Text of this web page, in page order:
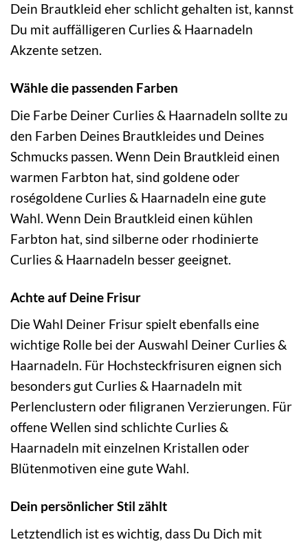
Dein Brautkleid eher schlicht gehalten ist, kannst
Du mit auffälligeren Curlies & Haarnadeln
Akzente setzen.
Wähle die passenden Farben
Die Farbe Deiner Curlies & Haarnadeln sollte zu
den Farben Deines Brautkleides und Deines
Schmucks passen. Wenn Dein Brautkleid einen
warmen Farbton hat, sind goldene oder
roségoldene Curlies & Haarnadeln eine gute
Wahl. Wenn Dein Brautkleid einen kühlen
Farbton hat, sind silberne oder rhodinierte
Curlies & Haarnadeln besser geeignet.
Achte auf Deine Frisur
Die Wahl Deiner Frisur spielt ebenfalls eine
wichtige Rolle bei der Auswahl Deiner Curlies &
Haarnadeln. Für Hochsteckfrisuren eignen sich
besonders gut Curlies & Haarnadeln mit
Perlenclustern oder filigranen Verzierungen. Für
offene Wellen sind schlichte Curlies &
Haarnadeln mit einzelnen Kristallen oder
Blütenmotiven eine gute Wahl.
Dein persönlicher Stil zählt
Letztendlich ist es wichtig, dass Du Dich mit